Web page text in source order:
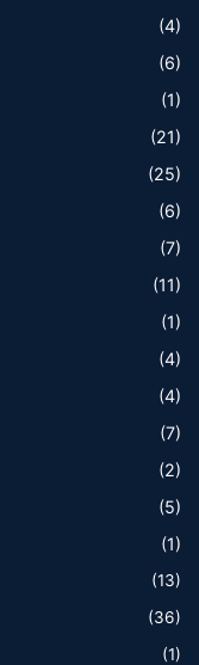
(4)
(6)
(1)
(21)
(25)
(6)
(7)
(11)
(1)
(4)
(4)
(7)
(2)
(5)
(1)
(13)
(36)
(1)